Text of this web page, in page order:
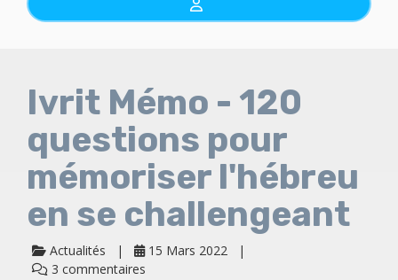
Ivrit Mémo - 120
questions pour
mémoriser l'hébreu
en se challengeant
Actualités
15 Mars 2022
3 commentaires